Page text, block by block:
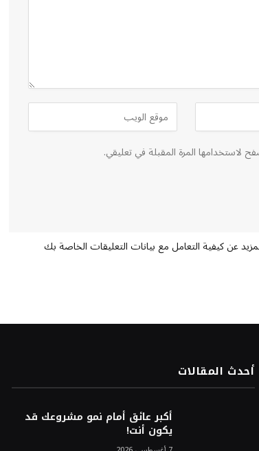
لاستخدامها المرة المقبلة في تعليقي.
عن كيفية التعامل مع بيانات التعليقات الخاصة بك
أحدث المقالات
أكبر عائق أمام نمو مشروعك قد
يكون أنت!